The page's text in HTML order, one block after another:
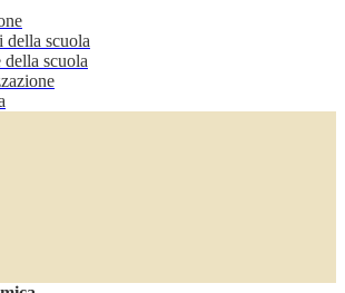
della scuola
della scuola